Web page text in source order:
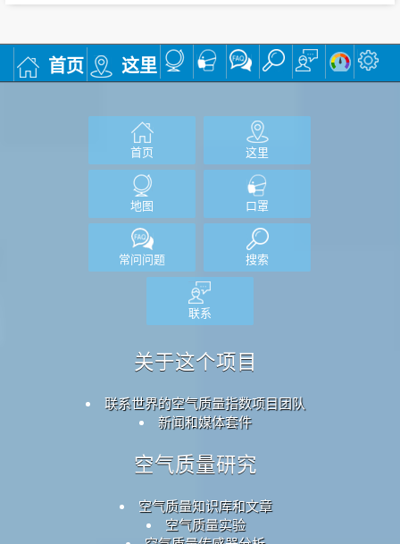
首页 这里
首页 这里
地图 口罩
常问问题 搜索
联系
关于这个项目
联系世界的空气质量指数项目团队
新闻和媒体套件
空气质量研究
空气质量知识库和文章
空气质量实验